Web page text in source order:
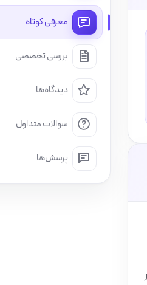
معرفی کوتاه
بررسی تخصصی
دیدگاه‌ها
سوالات متداول
پرسش‌ها